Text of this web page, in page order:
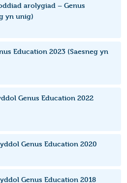
arolygiad – Genus
yn unig)
Education 2023 (Saesneg yn
Genus Education 2022
Genus Education 2020
Genus Education 2018